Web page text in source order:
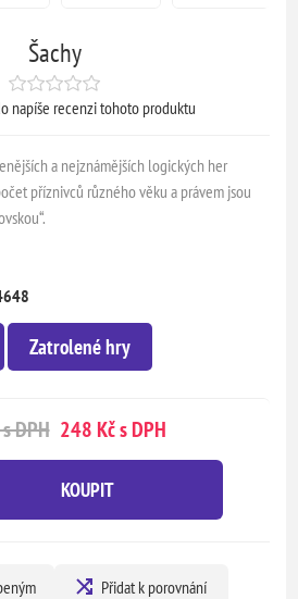
Šachy
napíše recenzi tohoto produktu
a nejznámějších logických her
příznivců různého věku a právem jsou
Zatrolené hry
DPH 248 Kč s DPH
KOUPIT
Přidat k porovnání